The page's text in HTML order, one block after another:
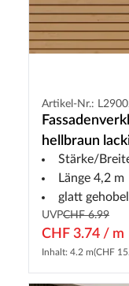
Artikel-Nr.:
hellbraun
Stärke/
Länge 4,2 m
glatt
UVPCHF 6.99
CHF 3.74 / m
Inhalt: 4.2 m(CHF